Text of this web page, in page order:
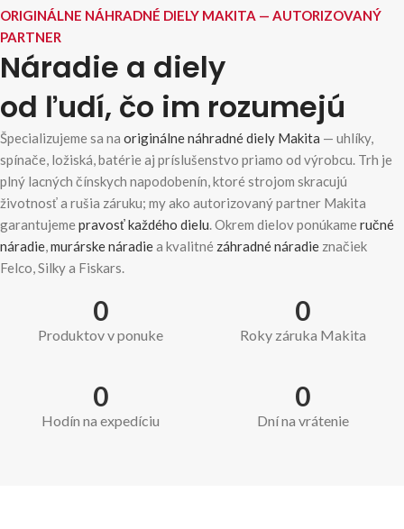
ORIGINÁLNE NÁHRADNÉ DIELY MAKITA — AUTORIZOVANÝ
PARTNER
Náradie a diely
od ľudí, čo im rozumejú
Špecializujeme sa na originálne náhradné diely Makita — uhlíky,
spínače, ložiská, batérie aj príslušenstvo priamo od výrobcu. Trh je
plný lacných čínskych napodobenín, ktoré strojom skracujú
životnosť a rušia záruku; my ako autorizovaný partner Makita
garantujemepravosť každého dielu. Okrem dielov ponúkameručné
náradie,murárske náradiea kvalitné záhradné náradie značiek
Felco, Silky a Fiskars.
0
Produktov v ponuke
0
Roky záruka Makita
0
Hodín na expedíciu
0
Dní na vrátenie